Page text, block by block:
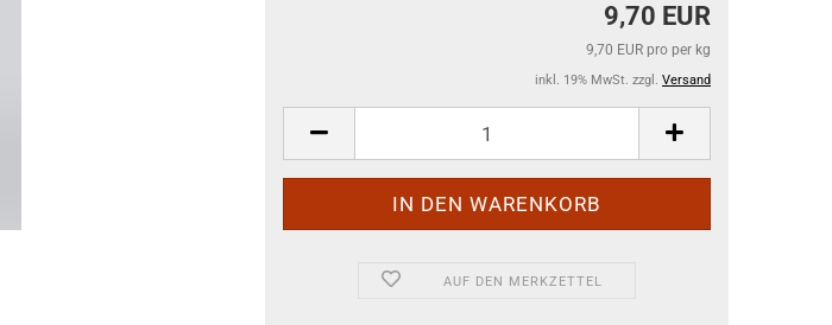
9,70 EUR
9,70 EUR pro per kg
inkl. 19% MwSt. zzgl. Versand
AUF DEN MERKZETTEL